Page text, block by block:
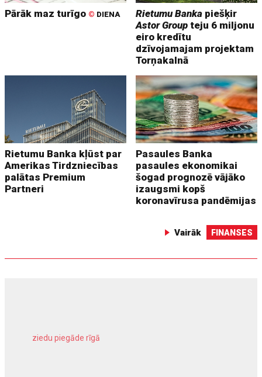
Pārāk maz turīgo © DIENA Rietumu Banka piešķir
Astor Group teju 6 miljonu
eiro kredītu
dzīvojamajam projektam
Torņakalnā
Rietumu Banka kļūst par
Amerikas Tirdzniecības
palātas Premium
Partneri
Pasaules Banka
pasaules ekonomikai
šogad prognozē vājāko
izaugsmi kopš
koronavīrusa pandēmijas
Vairāk FINANSES
ziedu piegāde rīgā